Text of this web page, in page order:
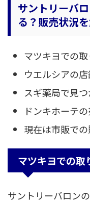
サントリーバ
る？販売状況
マツキヨでの
ウエルシアの
スギ薬局で見
ドンキホーテ
現在は市販で
マツキヨでの取
サントリーバロン